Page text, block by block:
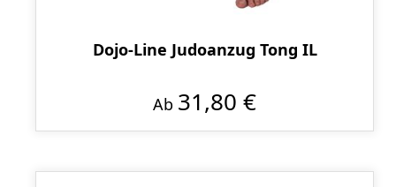
Dojo-Line Judoanzug Tong IL
Ab 31,80 €